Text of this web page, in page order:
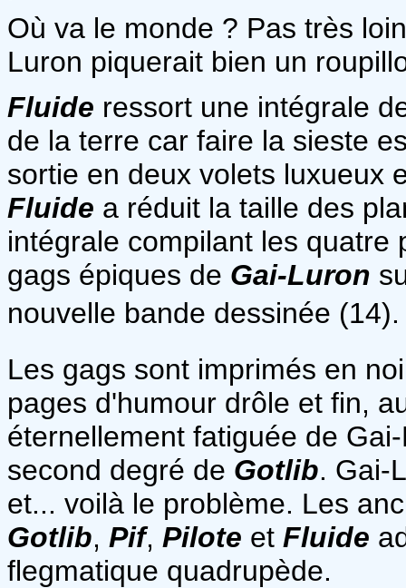
Où va le monde ? Pas très
Luron piquerait bien un
Fluide ressort une intégrale
de la terre car faire la sieste
sortie en deux volets luxueux
Fluide a réduit la taille des
intégrale compilant les
gags épiques de Gai-Luron
nouvelle bande dessinée (14).
Les gags sont imprimés en
pages d'humour drôle et fin,
éternellement fatiguée de
second degré de Gotlib. Gai-
et... voilà le problème. Les
Gotlib, Pif, Pilote et Fluide
flegmatique quadrupède.